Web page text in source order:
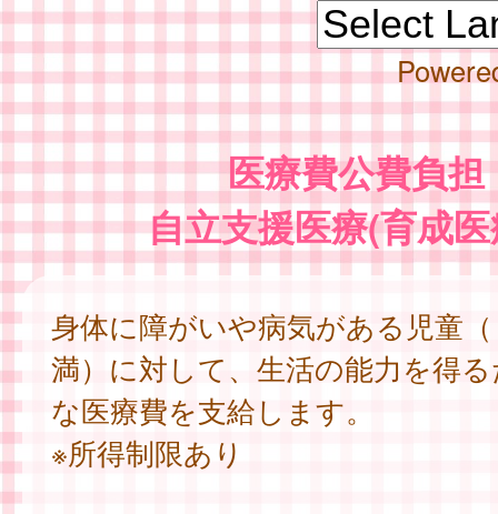
医療費公費負担
自立支援医療(育成
身体に障がいや病気がある児童
満）に対して、生活の能力を得
な医療費を支給します。
※所得制限あり